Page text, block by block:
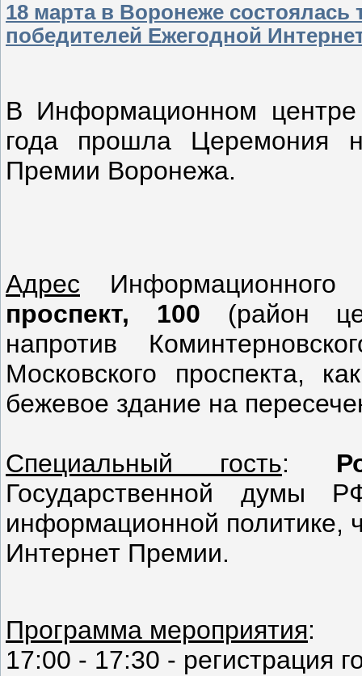
18 марта в Воронеже
победителей Ежегодной
В Информационном
года прошла Церемония
Премии Воронежа.
Адрес
проспект, 100 (район
напротив
Московского проспекта,
бежевое здание на
Специальный гость:
Государственной думы
информационной политике,
Интернет Премии.
Программа мероприятия:
17:00 - 17:30 - регистрация